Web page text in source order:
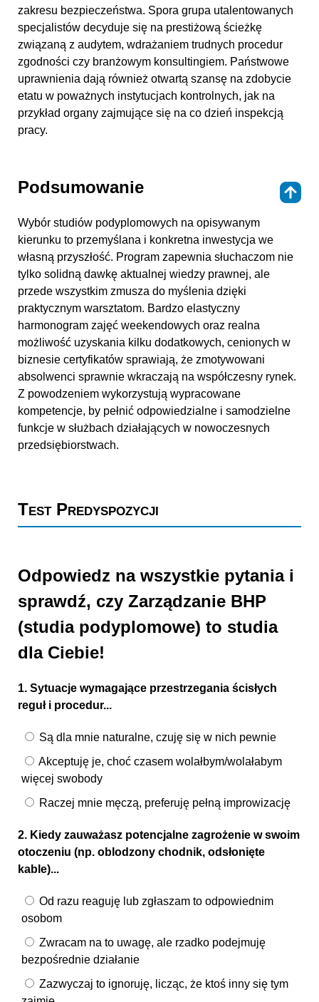
zakresu bezpieczeństwa. Spora grupa utalentowanych
specjalistów decyduje się na prestiżową ścieżkę
związaną z audytem, wdrażaniem trudnych procedur
zgodności czy branżowym konsultingiem. Państwowe
uprawnienia dają również otwartą szansę na zdobycie
etatu w poważnych instytucjach kontrolnych, jak na
przykład organy zajmujące się na co dzień inspekcją
pracy.
Podsumowanie
Wybór studiów podyplomowych na opisywanym
kierunku to przemyślana i konkretna inwestycja we
własną przyszłość. Program zapewnia słuchaczom nie
tylko solidną dawkę aktualnej wiedzy prawnej, ale
przede wszystkim zmusza do myślenia dzięki
praktycznym warsztatom. Bardzo elastyczny
harmonogram zajęć weekendowych oraz realna
możliwość uzyskania kilku dodatkowych, cenionych w
biznesie certyfikatów sprawiają, że zmotywowani
absolwenci sprawnie wkraczają na współczesny rynek.
Z powodzeniem wykorzystują wypracowane
kompetencje, by pełnić odpowiedzialne i samodzielne
funkcje w służbach działających w nowoczesnych
przedsiębiorstwach.
Test Predyspozycji
Odpowiedz na wszystkie pytania i
sprawdź, czy Zarządzanie BHP
(studia podyplomowe) to studia
dla Ciebie!
1. Sytuacje wymagające przestrzegania ścisłych
reguł i procedur...
Są dla mnie naturalne, czuję się w nich pewnie
Akceptuję je, choć czasem wolałbym/wolałabym
więcej swobody
Raczej mnie męczą, preferuję pełną improwizację
2. Kiedy zauważasz potencjalne zagrożenie w swoim
otoczeniu (np. oblodzony chodnik, odsłonięte
kable)...
Od razu reaguję lub zgłaszam to odpowiednim
osobom
Zwracam na to uwagę, ale rzadko podejmuję
bezpośrednie działanie
Zazwyczaj to ignoruję, licząc, że ktoś inny się tym